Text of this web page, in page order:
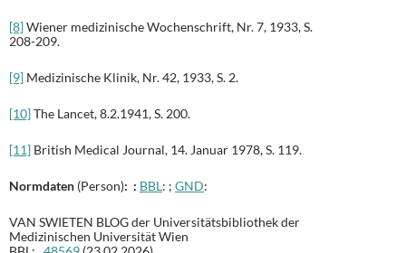
[8]Wiener medizinische Wochenschrift, Nr. 7, 1933, S.
208-209.
[9] Medizinische Klinik, Nr. 42, 1933, S. 2.
[10]The Lancet, 8.2.1941, S. 200.
[11] British Medical Journal, 14. Januar 1978, S. 119.
Normdaten (Person): : BBL: ; GND:
VAN SWIETEN BLOG der Universitätsbibliothek der
Medizinischen Universität Wien